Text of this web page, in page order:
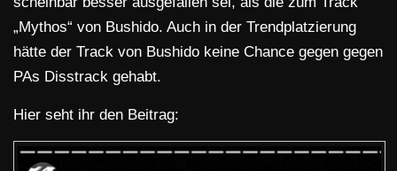
„Mythos“ von Bushido. Auch in der Trendplatzierung
hätte der Track von Bushido keine Chance gegen gegen
PAs Disstrack gehabt.
Hier seht ihr den Beitrag: